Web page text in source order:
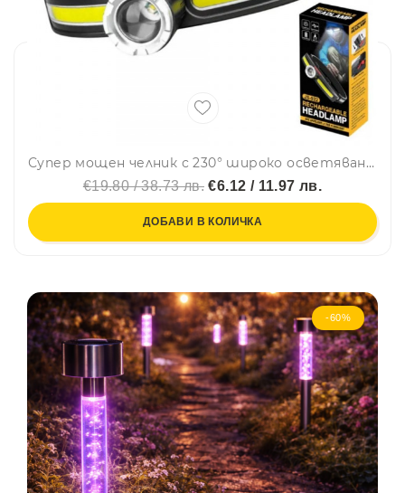
Супер мощен челник с 230° широко осветяване, 100 м прожектор, 350 lm мощност, Type-C зареждане, авариен режим - JS-922
€19.80 / 38.73 лв. €6.12 / 11.97 лв.
ДОБАВИ В КОЛИЧКА
-60%